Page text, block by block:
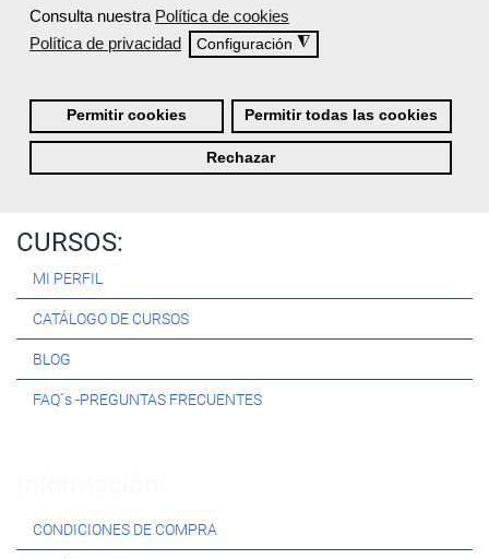
Consulta nuestra Política de cookies
Política de privacidad
Configuración ◮
Permitir cookies Permitir todas las cookies
Rechazar
Especialistas en consultoría y formación para el empleo
Nuestro objetivo diario es, única y exclusivamente, ayudarte a
conseguir tus metas profesionales ofreciéndote los mejores
CURSOS:
MI PERFIL
CATÁLOGO DE CURSOS
BLOG
FAQ´s -PREGUNTAS FRECUENTES
CONDICIONES DE COMPRA